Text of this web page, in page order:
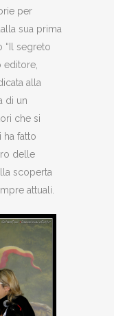
per
sua prima
“Il segreto
editore,
alla
di un
che si
fatto
delle
scoperta
attuali.